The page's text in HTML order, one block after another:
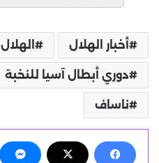
أخبار الهلال الهلال
دوري أبطال آسيا للنخبة
ناساف